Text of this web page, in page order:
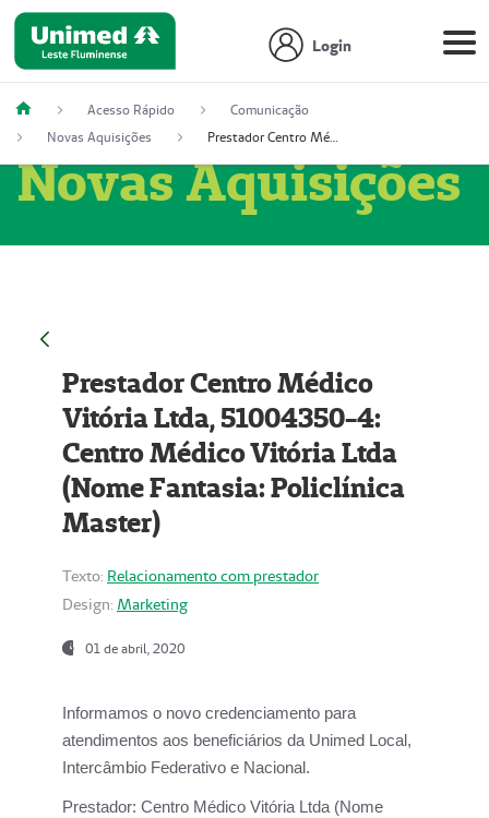
Login
Acesso Rápido
Comunicação
Novas Aquisições
Prestador Centro Médico Vitória Ltda, 51004350-4: Centro Médico Vitória Ltda (Nome Fantasia: Policlínica Master)
Novas Aquisições
Prestador Centro Médico
Vitória Ltda, 51004350-4:
Centro Médico Vitória Ltda
(Nome Fantasia: Policlínica
Master)
Texto: Relacionamento com prestador
Design: Marketing
01 de abril, 2020
Informamos o novo credenciamento para
atendimentos aos beneficiários da Unimed Local,
Intercâmbio Federativo e Nacional.
Prestador: Centro Médico Vitória Ltda (Nome